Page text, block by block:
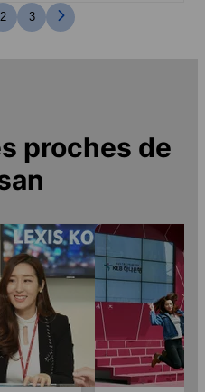
2 3
proches de